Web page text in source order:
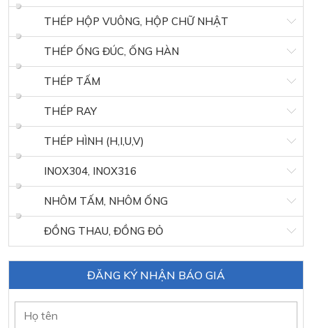
THÉP HỘP VUÔNG, HỘP CHỮ NHẬT
THÉP ỐNG ĐÚC, ỐNG HÀN
THÉP TẤM
THÉP RAY
THÉP HÌNH (H,I,U,V)
INOX304, INOX316
NHÔM TẤM, NHÔM ỐNG
ĐỒNG THAU, ĐỒNG ĐỎ
ĐĂNG KÝ NHẬN BÁO GIÁ